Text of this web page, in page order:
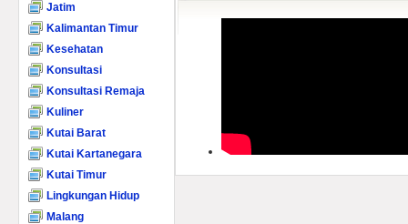
Jatim
Kalimantan Timur
Kesehatan
Konsultasi
Konsultasi Remaja
Kuliner
Kutai Barat
Kutai Kartanegara
Kutai Timur
Lingkungan Hidup
Malang